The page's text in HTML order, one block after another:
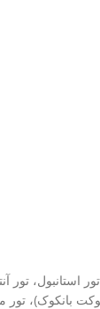
استانبول، تور
پوکت بانکوک)،